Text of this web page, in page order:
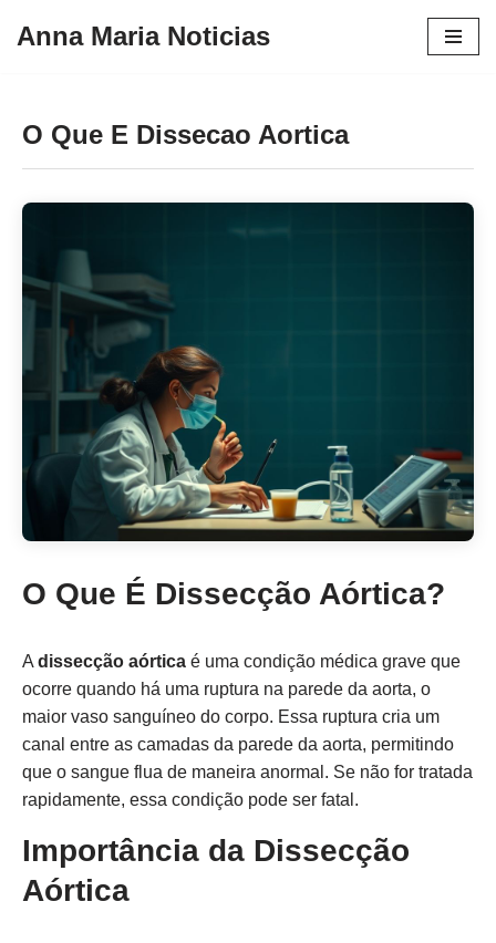
conteúdo
Anna Maria Noticias
O Que E Dissecao Aortica
O Que É Dissecção Aórtica?
A dissecção aórtica é uma condição médica grave que
ocorre quando há uma ruptura na parede da aorta, o
maior vaso sanguíneo do corpo. Essa ruptura cria um
canal entre as camadas da parede da aorta, permitindo
que o sangue flua de maneira anormal. Se não for tratada
rapidamente, essa condição pode ser fatal.
Importância da Dissecção
Aórtica